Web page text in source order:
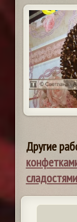
Другие
сладостями